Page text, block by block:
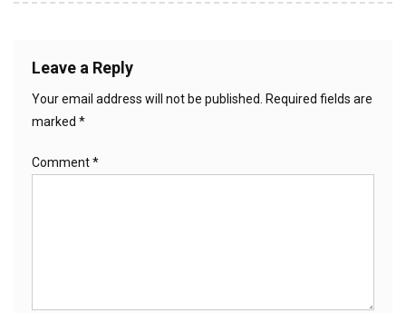
Leave a Reply
Your email address will not be published.
Required fields are
marked *
Comment*